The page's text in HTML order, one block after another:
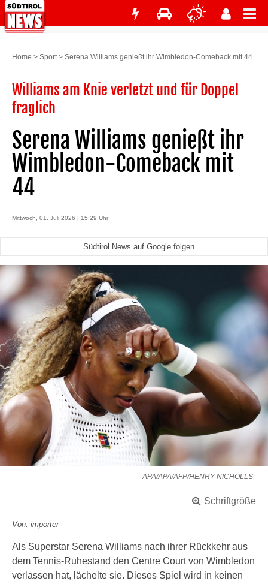
Home > Sport> Serena Williams genießt ihr Wimbledon-Comeback mit 44
Williams am Knie verletzt und für Doppel
fraglich
Serena Williams genießt ihr
Wimbledon-Comeback mit
44
Mittwoch, 01. Juli 2026 | 15:29 Uhr
Südtirol News auf Google folgen
APA/APA/AFP/HENRY NICHOLLS
Schriftgröße
Von: importer
Als Superstar Serena Williams nach ihrer Rückkehr aus
dem Tennis-Ruhestand den Centre Court von Wimbledon
verlassen hat, lächelte sie. Dieses Spiel wird in keinen